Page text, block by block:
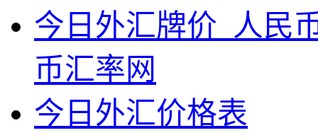
今日外汇牌价_人民
币汇率网
今日外汇价格表